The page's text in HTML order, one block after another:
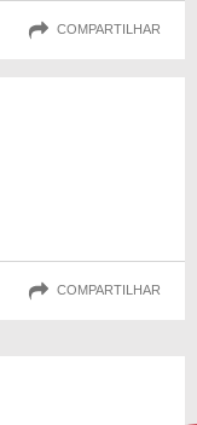
COMPARTILHAR
COMPARTILHAR